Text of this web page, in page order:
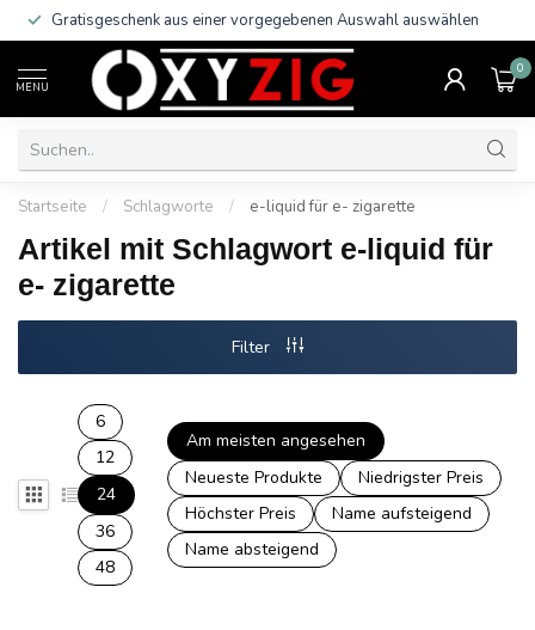
Gratisgeschenk aus einer vorgegebenen Auswahl auswählen
MENU
0
Startseite / Schlagworte / e-liquid für e- zigarette
Artikel mit Schlagwort e-liquid für
e- zigarette
Filter
6
12
24
36
48
Am meisten angesehen
Neueste Produkte
Niedrigster Preis
Höchster Preis
Name aufsteigend
Name absteigend